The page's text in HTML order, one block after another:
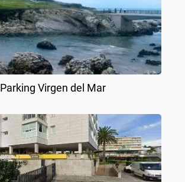
Parking Virgen del Mar